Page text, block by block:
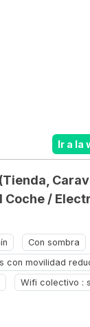
Ir a la
Coche /
Con sombra
con movilidad
Wifi colectivo :